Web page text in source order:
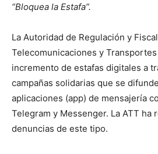
“Bloquea la Estafa”.
La Autoridad de Regulación y
Telecomunicaciones y
incremento de estafas digitales a
campañas solidarias que se
aplicaciones (app) de mensajería
Telegram y Messenger. La ATT ha
denuncias de este tipo.